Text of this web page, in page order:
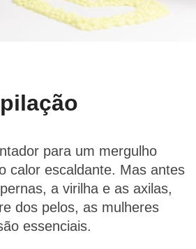
para um mergulho
calor escaldante. Mas antes
a virilha e as axilas,
dos pelos, as mulheres
essenciais.